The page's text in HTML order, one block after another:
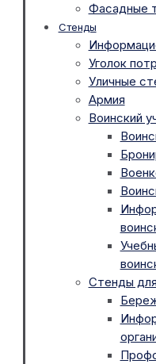
Фасадные
Стенды
Уголок
Уличные
Армия
Воинский
Стенды